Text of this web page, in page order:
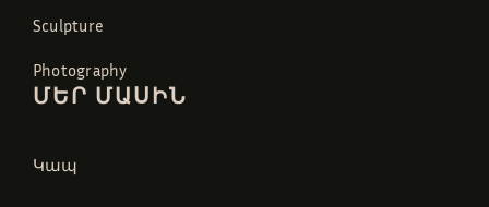
Sculpture
Photography
ՄԵՐ ՄԱՍԻՆ
Կապ